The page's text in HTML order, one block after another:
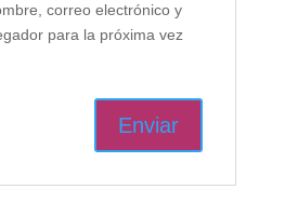
correo electrónico y
para la próxima vez